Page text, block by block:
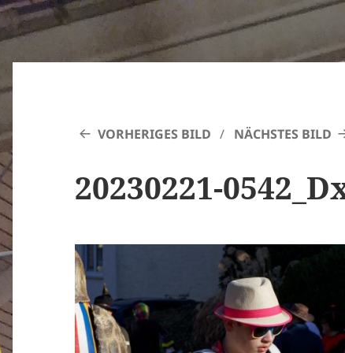
VORHERIGES BILD NÄCHSTES BILD
20230221-